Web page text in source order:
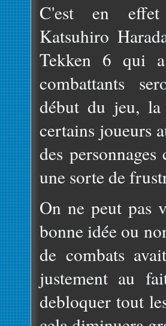
C'est en
Katsuhiro
Tekken 6 qui
combattants
début du jeu,
certains joueurs
des
une sorte de
On ne peut pas
bonne idée ou
de combats
justement au
debloquer tout